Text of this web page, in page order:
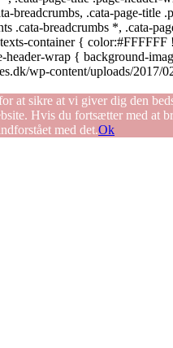
breadcrumbs, .cata-page-title
.cata-breadcrumbs *, .cata-
container { color:#FFFFFF
header-wrap { background-
wp-content/uploads/2017/
at sikre at vi giver dig den
Hvis du fortsætter med at
med det.Ok